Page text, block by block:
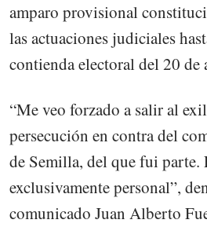
amparo provisional
las actuaciones judiciales
contienda electoral del 20 de
“Me veo forzado a salir al
persecución en contra del
de Semilla, del que fui parte.
exclusivamente personal”,
comunicado Juan Alberto